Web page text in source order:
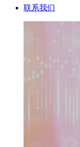
联系我们